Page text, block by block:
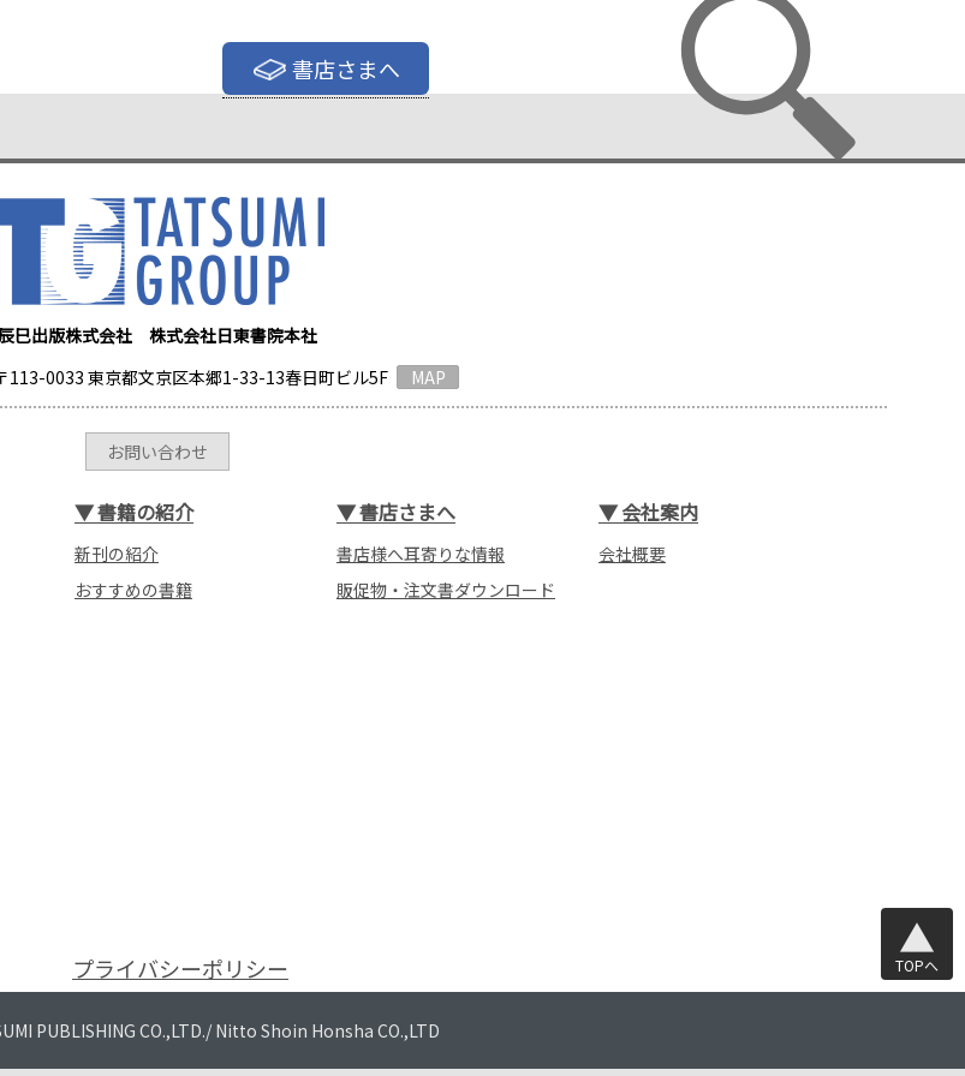
書店さまへ
巳出版株式会社 株式会社日東書院本社
113-0033 東京都文京区本郷1-33-13春日町ビル5F
MAP
お問い合わせ
▼書籍の紹介
新刊の紹介
おすすめの書籍
▼書店さまへ
書店様へ耳寄りな情報
販促物・注文書ダウンロード
▼会社案内
会社概要
プライバシーポリシー TOPへ
PUBLISHING CO.,LTD./ Nitto Shoin Honsha CO.,LTD